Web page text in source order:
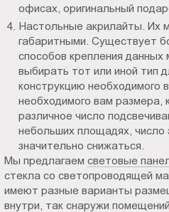
офисах, оригинальный
Настольные акрилайты. Их
габаритными. Существует
способов крепления
выбирать тот или иной тип
конструкцию необходимого
необходимого вам размера,
различное число
небольших площадях, число
значительно снижаться.
Мы предлагаемсветовые
стекла со светопроводящей
имеют разные варианты
внутри, так снаружи